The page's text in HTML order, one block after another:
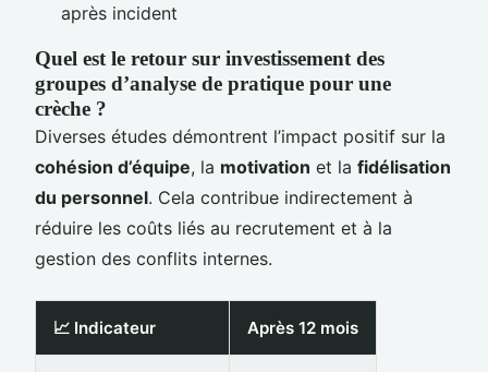
après incident
Quel est le retour sur investissement des
groupes d’analyse de pratique pour une
crèche ?
Diverses études démontrent l’impact positif sur la
cohésion d’équipe, la motivation et la fidélisation
du personnel. Cela contribue indirectement à
réduire les coûts liés au recrutement et à la
gestion des conflits internes.
📈 Indicateur Après 12 mois